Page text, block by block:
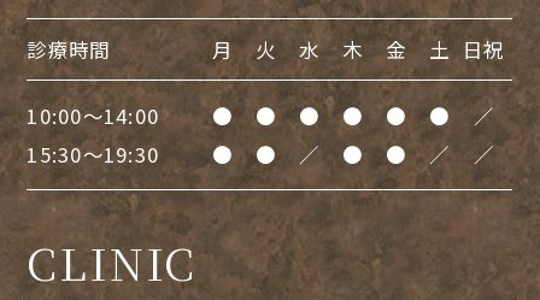
診療時間 月 火 水 木 金 土 日祝
10:00～14:00 ● ● ● ● ● ●
／
15:30～19:30
● ● ／ ● ● ／ ／
CLINIC